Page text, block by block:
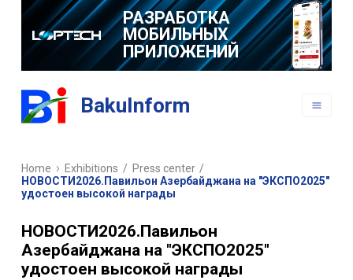
РАЗРАБОТКА
МОБИЛЬНЫХ
ПРИЛОЖЕНИЙ
BakuInform
Home Exhibitions / Press center /
НОВОСТИ2026.Павильон Азербайджана на "ЭКСПО2025"
удостоен высокой награды
НОВОСТИ2026.Павильон
Азербайджана на "ЭКСПО2025"
удостоен высокой награды